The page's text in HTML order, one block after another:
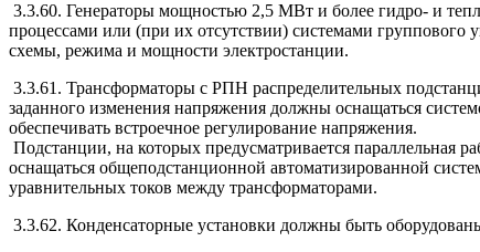
3.3.60. Генераторы мощностью 2,5 МВт и более гидро- и
процессами или (при их отсутствии) системами группового
схемы, режима и мощности электростанции.
3.3.61. Трансформаторы с РПН распределительных
заданного изменения напряжения должны оснащаться
обеспечивать встроечное регулирование напряжения.
Подстанции, на которых предусматривается параллельная
оснащаться общеподстанционной автоматизированной
уравнительных токов между трансформаторами.
3.3.62. Конденсаторные установки должны быть